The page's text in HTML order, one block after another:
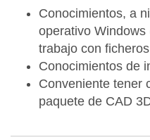
Conocimientos, a
operativo
trabajo con
Conocimientos de
Conveniente tener
paquete de CAD